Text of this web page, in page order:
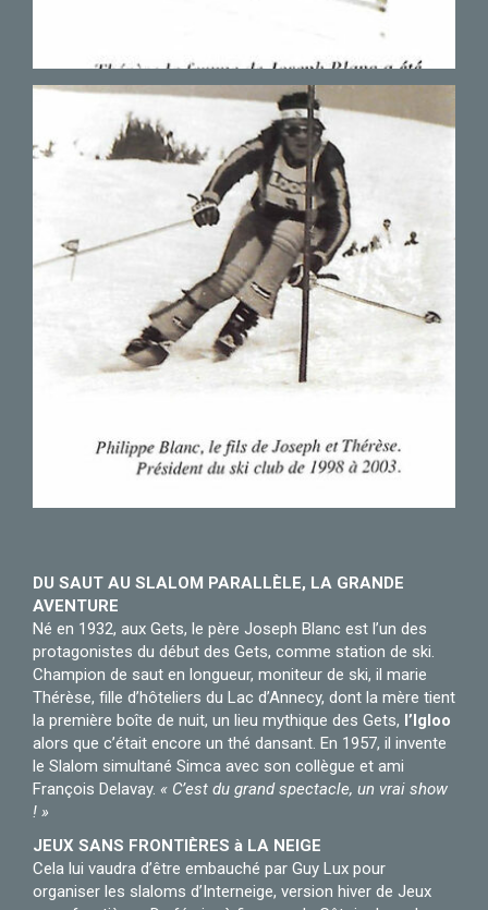
DU SAUT AU SLALOM PARALLÈLE, LA GRANDE
AVENTURE
Né en 1932, aux Gets, le père Joseph Blanc est l’un des
protagonistes du début des Gets, comme station de ski.
Champion de saut en longueur, moniteur de ski, il marie
Thérèse, fille d’hôteliers du Lac d’Annecy, dont la mère tient
la première boîte de nuit, un lieu mythique des Gets, l’Igloo
alors que c’était encore un thé dansant. En 1957, il invente
le Slalom simultané Simca avec son collègue et ami
François Delavay. « C’est du grand spectacle, un vrai show
! »
JEUX SANS FRONTIÈRES à LA NEIGE
Cela lui vaudra d’être embauché par Guy Lux pour
organiser les slaloms d’Interneige, version hiver de Jeux